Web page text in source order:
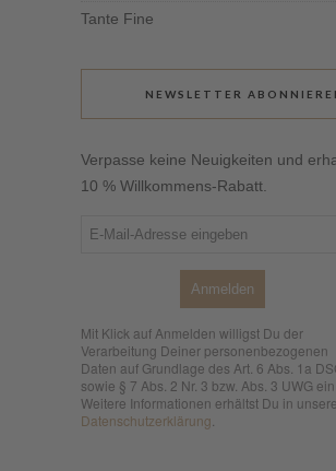
Tante Fine
NEWSLETTER
Verpasse keine Neuigkeiten und
10 % Willkommens-Rabatt.
Anmelden
Mit Klick auf Anmelden willigst Du der
Verarbeitung Deiner personenbezogenen
Daten auf Grundlage des Art. 6 Abs. 1a
sowie § 7 Abs. 2 Nr. 3 bzw. Abs. 3 UWG ein.
Weitere Informationen erhältst Du in
Datenschutzerklärung